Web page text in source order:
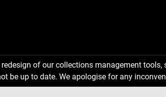
redesign of our collections management
be up to date. We apologise for any